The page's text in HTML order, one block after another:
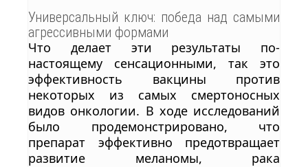
Универсальный ключ: победа над самыми
агрессивными формами
Что делает эти результаты по-
настоящему сенсационными, так это
эффективность вакцины против
некоторых из самых смертоносных
видов онкологии. В ходе исследований
было продемонстрировано, что
препарат эффективно предотвращает
развитие меланомы, рака